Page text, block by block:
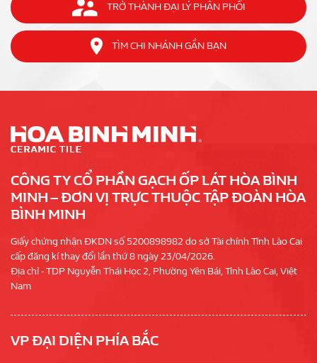
TRỞ THÀNH ĐẠI LÝ PHÂN PHỐI
TÌM CHI NHÁNH GẦN BẠN
CÔNG TY CỔ PHẦN GẠCH ỐP LÁT HÒA BÌNH
MINH – ĐƠN VỊ TRỰC THUỘC TẬP ĐOÀN HÒA
BÌNH MINH
Giấy chứng nhận ĐKDN số 5200898982 do sở Tài chính Tỉnh Lào Cai
cấp đăng kí thay đổi lần thứ 8 ngày 23/04/2026.
Địa chỉ - TDP Nguyễn Thái Học 2, Phường Yên Bái, Tỉnh Lào Cai, Việt
Nam
VP ĐẠI DIỆN PHÍA BẮC